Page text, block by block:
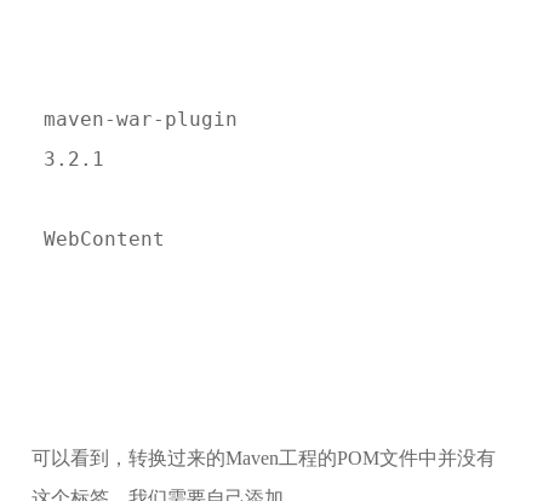
maven-war-plugin
3.2.1
WebContent
可以看到，转换过来的Maven工程的POM文件中并没有